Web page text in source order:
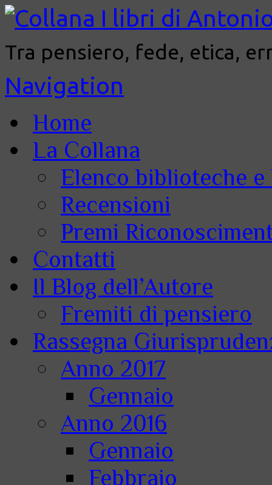
Tra pensiero, fede, etica,
Navigation
Home
La Collana
Elenco biblioteche
Recensioni
Premi
Contatti
Il Blog dell’Autore
Fremiti di pensiero
Rassegna
Anno 2017
Gennaio
Anno 2016
Gennaio
Febbraio